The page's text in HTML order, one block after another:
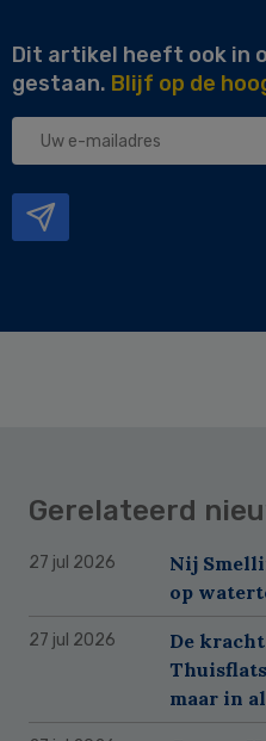
Dit artikel heeft ook in
gestaan. Blijf op de
Uw
Gerelateerd
27 jul 2026
Nij
op
27 jul 2026
De
maar in